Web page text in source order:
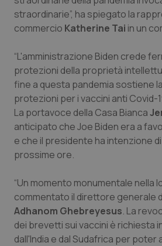
Provincia Autonoma di
Provincia Autonoma di
Puglia
Sardegna
Sicilia
Umbria
Valle D’Aosta
Infezioni & Febbre
Ipertensione & Scompenso
Malattie rare
Malattia di Crohn &
Neuroscienze & patologie
Oftalmologia
Oncodermatologia
straordinarie”, ha spiegato la
commercio Katherine Tai in un
“L'amministrazione Biden crede
protezioni della proprietà
fine a questa pandemia sostiene
protezioni per i vaccini anti Covid-
La portavoce della Casa Bianca
anticipato che Joe Biden era a
e che il presidente ha intenzione
prossime ore.
“Un momento monumentale nella
commentato il direttore generale
Adhanom Ghebreyesus. La
dei brevetti sui vaccini è richiesta
dall'India e dal Sudafrica per poter